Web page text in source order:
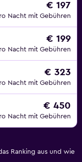
€ 197
Nacht mit Gebühren
€ 199
Nacht mit Gebühren
€ 323
Nacht mit Gebühren
€ 450
Nacht mit Gebühren
Ranking aus und wie